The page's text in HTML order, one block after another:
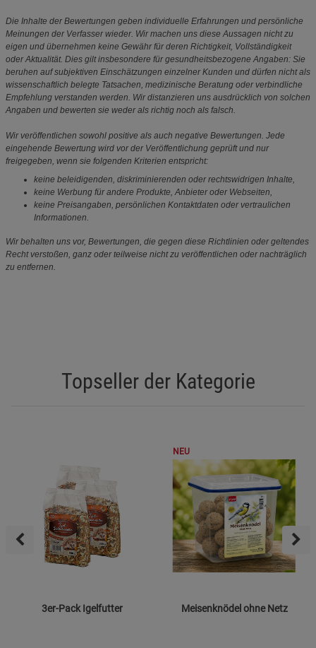
Die Inhalte der Bewertungen geben individuelle Erfahrungen und persönliche
Meinungen der Verfasser wieder. Wir machen uns diese Aussagen nicht zu
eigen und übernehmen keine Gewähr für deren Richtigkeit, Vollständigkeit
oder Aktualität. Dies gilt insbesondere für gesundheitsbezogene Angaben: Sie
beruhen auf subjektiven Einschätzungen einzelner Kunden und dürfen nicht als
wissenschaftlich belegte Tatsachen, medizinische Beratung oder verbindliche
Empfehlung verstanden werden. Wir distanzieren uns ausdrücklich von solchen
Angaben und bewerten sie weder als richtig noch als falsch.
Wir veröffentlichen sowohl positive als auch negative Bewertungen. Jede
eingehende Bewertung wird vor der Veröffentlichung geprüft und nur
freigegeben, wenn sie folgenden Kriterien entspricht:
keine beleidigenden, diskriminierenden oder rechtswidrigen Inhalte,
keine Werbung für andere Produkte, Anbieter oder Webseiten,
keine Preisangaben, persönlichen Kontaktdaten oder vertraulichen
Informationen.
Wir behalten uns vor, Bewertungen, die gegen diese Richtlinien oder geltendes
Recht verstoßen, ganz oder teilweise nicht zu veröffentlichen oder nachträglich
zu entfernen.
Topseller der Kategorie
3er-Pack Igelfutter
NEU
Meisenknödel ohne Netz